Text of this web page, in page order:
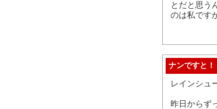
とだと思う
のは私です
ナンですと！
レインシュ
昨日からず